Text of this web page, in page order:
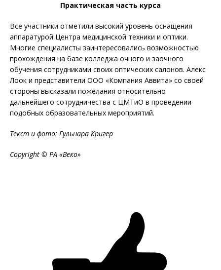
Практическая часть курса
Все участники отметили высокий уровень оснащения
аппаратурой Центра медицинской техники и оптики.
Многие специалисты заинтересовались возможностью
прохождения на базе колледжа очного и заочного
обучения сотрудниками своих оптических салонов. Алекс
Лоок и представители ООО «Компания Аввита» со своей
стороны высказали пожелания относительно
дальнейшего сотрудничества с ЦМТиО в проведении
подобных образовательных мероприятий.
Текст и фото: Гульнара Кригер
Copyright © РА «Веко»